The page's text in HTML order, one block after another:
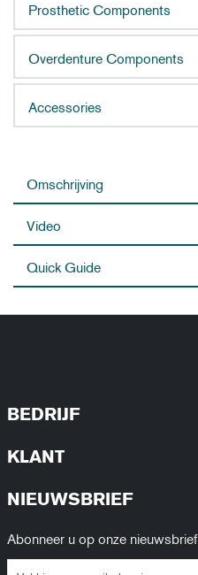
Prosthetic Components
Overdenture Components
Accessories
Omschrijving
Video
Quick Guide
BEDRIJF
KLANT
NIEUWSBRIEF
Abonneer u op onze nieuwsbrief